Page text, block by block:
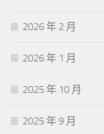
2026 年 2 月
2026 年 1 月
2025 年 10 月
2025 年 9 月